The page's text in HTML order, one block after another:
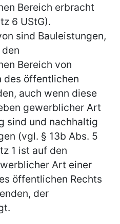
Bereich erbracht
6 UStG).
sind Bauleistungen,
Bereich von
des öffentlichen
auch wenn diese
gewerblicher Art
sind und nachhaltig
(vgl. § 13b Abs. 5
1 ist auf den
Art einer
öffentlichen Rechts
der